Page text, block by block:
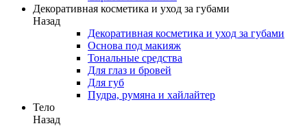
Декоративная косметика и уход за губами
Назад
Декоративная косметика и уход за губами
Основа под макияж
Тональные средства
Для глаз и бровей
Для губ
Пудра, румяна и хайлайтер
Тело
Назад